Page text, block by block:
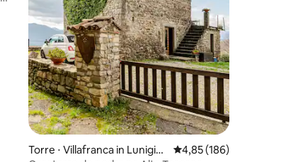
Torre ⋅ Villafranca in Lunigian
4,85 de uma avaliação
4,85 (186)